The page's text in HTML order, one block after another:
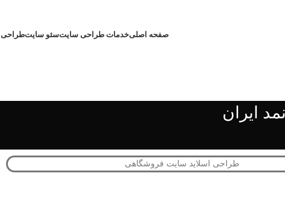
صفحه اصلیخدمات طراحی سایتسئو سایتطراحی
ایران